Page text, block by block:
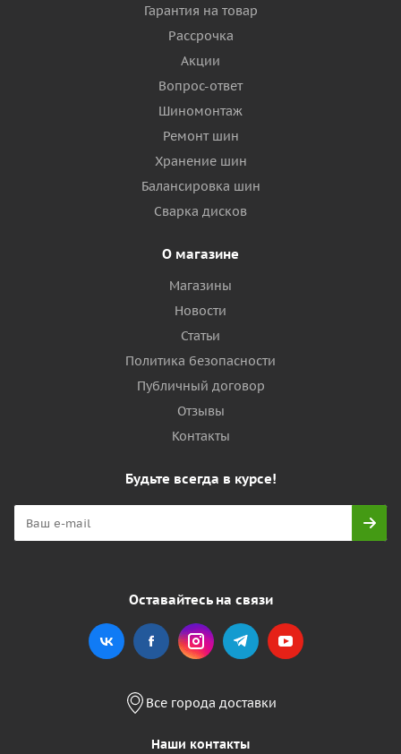
Гарантия на товар
Рассрочка
Акции
Вопрос-ответ
Шиномонтаж
Ремонт шин
Хранение шин
Балансировка шин
Сварка дисков
О магазине
Магазины
Новости
Статьи
Политика безопасности
Публичный договор
Отзывы
Контакты
Будьте всегда в курсе!
Оставайтесь на связи
Все города доставки
Наши контакты